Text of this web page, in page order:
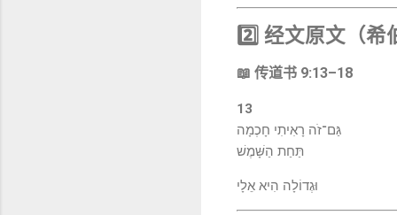
2️⃣ 经文原文（希
📖 传道书 9:13–18
13
גַּם־זֹה רָאִיתִי חָכְמָה
תַּחַת הַשָּׁמֶשׁ
וּגְדוֹלָה הִיא אֵלָי